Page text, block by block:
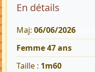
En détails
Maj: 06/06/2026
Femme 47 ans
Taille : 1m60